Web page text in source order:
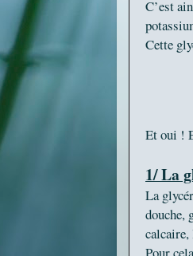
C’est
Cette
Et oui !
1/ La
La
douche,
calcaire,